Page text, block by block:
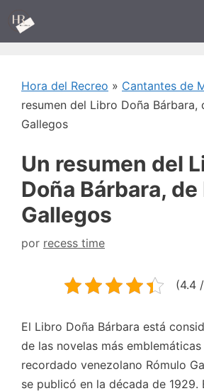
Saltar
contenido
Hora del Recreo » Cantantes de
resumen del Libro Doña Bárbara,
Gallegos
Un resumen del
Doña Bárbara,
Gallegos
por recess time
(4.4
El Libro Doña Bárbara está
de las novelas más
recordado venezolano Rómulo
se publicó en la década de 1929.